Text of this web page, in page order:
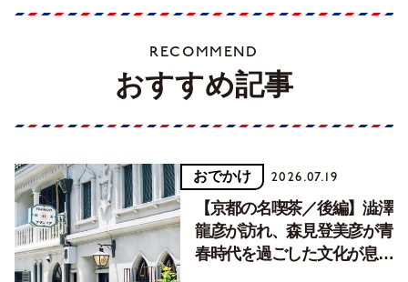
RECOMMEND
おすすめ記事
おでかけ 2026.07.19
【京都の名喫茶／後編】澁澤
龍彦が訪れ、森見登美彦が青
春時代を過ごした文化が息づ